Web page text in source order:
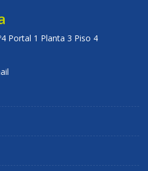
Portal 1 Planta 3 Piso 4